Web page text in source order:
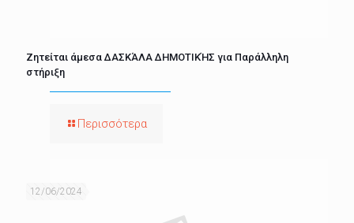
Ζητείται άμεσα ΔΑΣΚΆΛΑ ΔΗΜΟΤΙΚΉΣ για Παράλληλη
στήριξη
Περισσότερα
12/06/2024